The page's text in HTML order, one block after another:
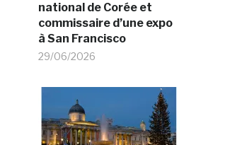
national de Corée et
commissaire d’une expo
à San Francisco
29/06/2026